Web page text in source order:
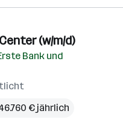
(w/m/d)
Bank und
€ jährlich